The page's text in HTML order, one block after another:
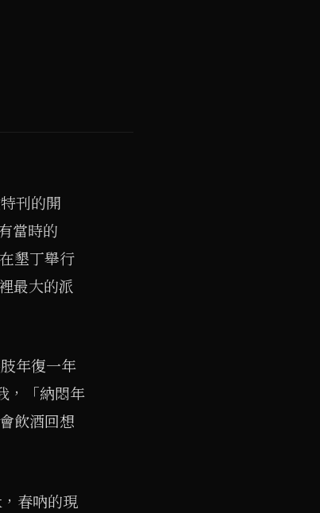
刊的開
當時的
墾丁舉行
最大的派
年復一年
，「納悶年
飲酒回想
春吶的現